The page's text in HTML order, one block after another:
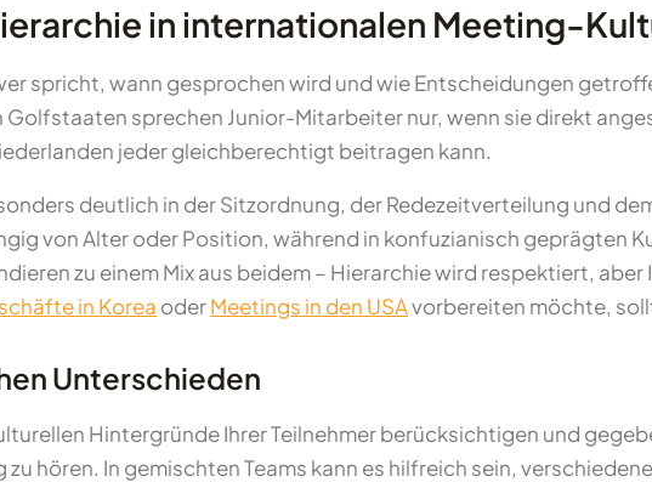
in internationalen Meeting-
spricht, wann gesprochen wird und wie Entscheidungen
Golfstaaten sprechen Junior-Mitarbeiter nur, wenn sie direkt
jeder gleichberechtigt beitragen kann.
deutlich in der Sitzordnung, der Redezeitverteilung und
von Alter oder Position, während in konfuzianisch geprägten
zu einem Mix aus beidem – Hierarchie wird respektiert,
in Korea oderMeetings in den USAvorbereiten möchte,
Unterschieden
Hintergründe Ihrer Teilnehmer berücksichtigen und
hören. In gemischten Teams kann es hilfreich sein,